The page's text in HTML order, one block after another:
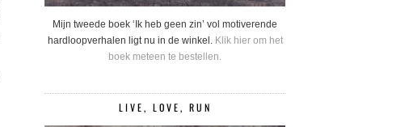
Mijn tweede boek ‘Ik heb geen zin’ vol motiverende
hardloopverhalen ligt nu in de winkel. Klik hier om het
boek meteen te bestellen.
LIVE, LOVE, RUN